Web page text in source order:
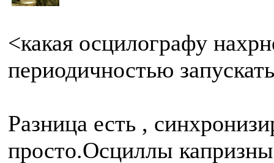
<какая осцилографу
периодичностью
Разница есть ,
просто.Осциллы